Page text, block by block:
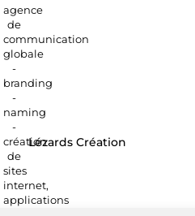
Lézards Création